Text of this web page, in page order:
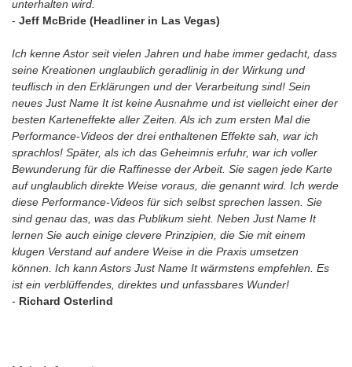
unterhalten wird.
- Jeff McBride (Headliner in Las Vegas)
Ich kenne Astor seit vielen Jahren und habe immer gedacht, dass
seine Kreationen unglaublich geradlinig in der Wirkung und
teuflisch in den Erklärungen und der Verarbeitung sind! Sein
neues Just Name It ist keine Ausnahme und ist vielleicht einer der
besten Karteneffekte aller Zeiten. Als ich zum ersten Mal die
Performance-Videos der drei enthaltenen Effekte sah, war ich
sprachlos! Später, als ich das Geheimnis erfuhr, war ich voller
Bewunderung für die Raffinesse der Arbeit. Sie sagen jede Karte
auf unglaublich direkte Weise voraus, die genannt wird. Ich werde
diese Performance-Videos für sich selbst sprechen lassen. Sie
sind genau das, was das Publikum sieht. Neben Just Name It
lernen Sie auch einige clevere Prinzipien, die Sie mit einem
klugen Verstand auf andere Weise in die Praxis umsetzen
können. Ich kann Astors Just Name It wärmstens empfehlen. Es
ist ein verblüffendes, direktes und unfassbares Wunder!
- Richard Osterlind